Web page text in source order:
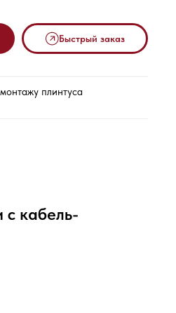
Быстрый заказ
плинтуса
с кабель-